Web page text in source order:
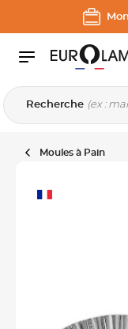
Aller au contenu
Aller à la navigation
Recherche
Moules à Pain